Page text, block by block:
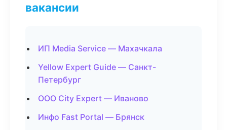
вакансии
ИП Media Service — Махачкала
Yellow Expert Guide — Санкт-
Петербург
ООО City Expert — Иваново
Инфо Fast Portal — Брянск